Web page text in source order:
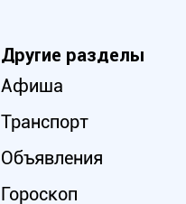
Другие разделы
Афиша
Транспорт
Объявления
Гороскоп